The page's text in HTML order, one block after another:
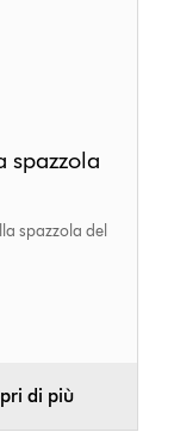
spazzola
spazzola del
di più